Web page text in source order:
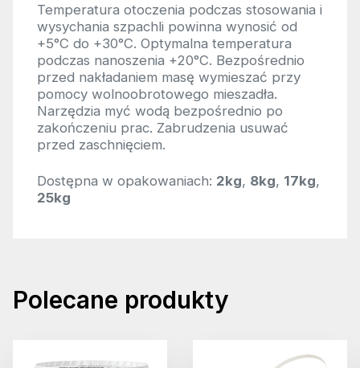
Temperatura otoczenia podczas stosowania i
wysychania szpachli powinna wynosić od
+5°C do +30°C. Optymalna temperatura
podczas nanoszenia +20°C. Bezpośrednio
przed nakładaniem masę wymieszać przy
pomocy wolnoobrotowego mieszadła.
Narzędzia myć wodą bezpośrednio po
zakończeniu prac. Zabrudzenia usuwać
przed zaschnięciem.
Dostępna w opakowaniach: 2kg, 8kg, 17kg,
25kg
Polecane produkty